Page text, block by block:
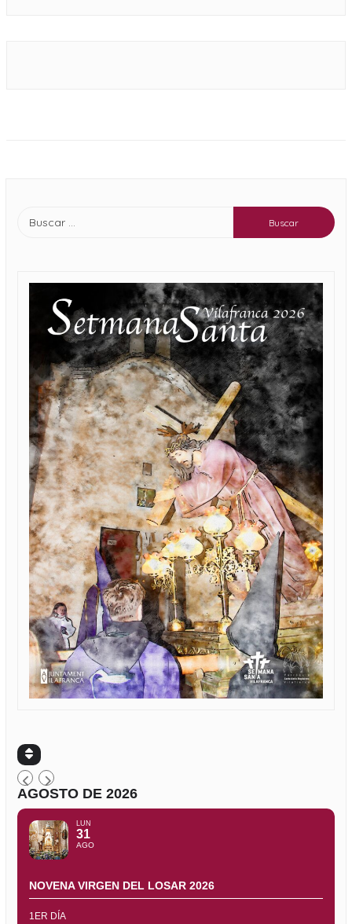
AGOSTO DE 2026
LUN
31
AGO
NOVENA VIRGEN DEL LOSAR 2026
1ER DÍA